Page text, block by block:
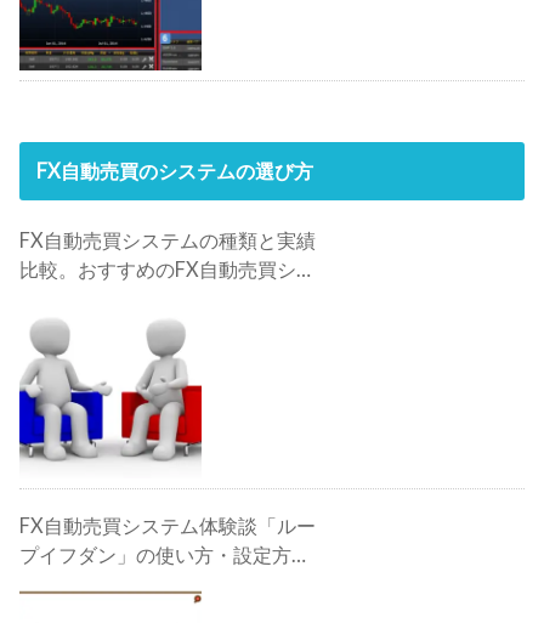
FX自動売買のシステムの選び方
FX自動売買システムの種類と実績
比較。おすすめのFX自動売買シス
FX自動売買システム体験談「ルー
プイフダン」の使い方・設定方